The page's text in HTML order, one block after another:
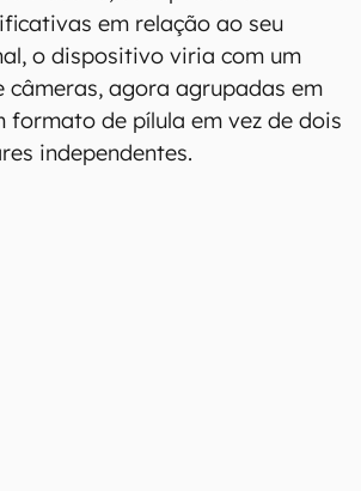
em relação ao seu
o dispositivo viria com um
câmeras, agora agrupadas em
formato de pílula em vez de dois
independentes.